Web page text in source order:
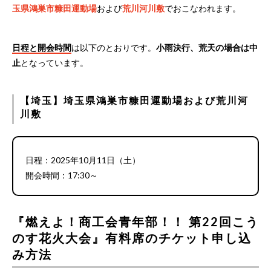
玉県鴻巣市糠田運動場および荒川河川敷でおこなわれます。
日程と開会時間は以下のとおりです。 小雨決行、荒天の場合は中
止となっています。
【埼玉】埼玉県鴻巣市糠田運動場および荒川河
川敷
日程：2025年10月11日（土）
開会時間：17:30～
『燃えよ！商工会青年部！！ 第22回こう
のす花火大会』有料席のチケット申し込
み方法